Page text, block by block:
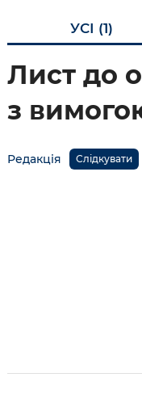
УСІ (1)
Лист до
з
Редакція Слідкувати